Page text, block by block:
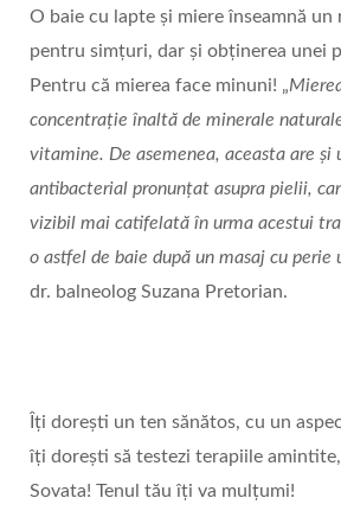
O baie cu lapte și miere înseamnă un
pentru simțuri, dar și obținerea unei
Pentru că mierea face minuni! „
concentrație înaltă de minerale
vitamine. De asemenea, aceasta are şi
antibacterial pronunţat asupra pielii,
vizibil mai catifelată în urma acestui
o astfel de baie după un masaj cu perie
dr. balneolog Suzana Pretorian.
Îți dorești un ten sănătos, cu un
îți dorești să testezi terapiile
Sovata! Tenul tău îți va mulțumi!